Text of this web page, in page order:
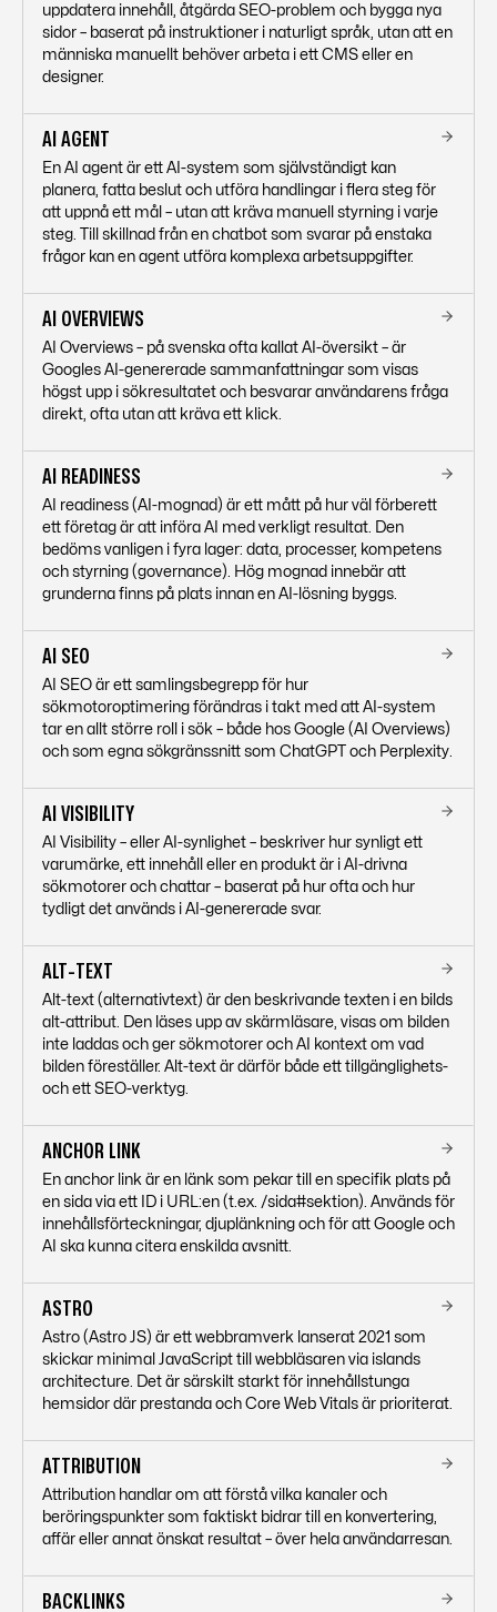
uppdatera innehåll, åtgärda SEO-problem och bygga nya
sidor – baserat på instruktioner i naturligt språk, utan att en
människa manuellt behöver arbeta i ett CMS eller en
designer.
AI AGENT
En AI agent är ett AI-system som självständigt kan
planera, fatta beslut och utföra handlingar i flera steg för
att uppnå ett mål – utan att kräva manuell styrning i varje
steg. Till skillnad från en chatbot som svarar på enstaka
frågor kan en agent utföra komplexa arbetsuppgifter.
AI OVERVIEWS
AI Overviews – på svenska ofta kallat AI-översikt – är
Googles AI-genererade sammanfattningar som visas
högst upp i sökresultatet och besvarar användarens fråga
direkt, ofta utan att kräva ett klick.
AI READINESS
AI readiness (AI-mognad) är ett mått på hur väl förberett
ett företag är att införa AI med verkligt resultat. Den
bedöms vanligen i fyra lager: data, processer, kompetens
och styrning (governance). Hög mognad innebär att
grunderna finns på plats innan en AI-lösning byggs.
AI SEO
AI SEO är ett samlingsbegrepp för hur
sökmotoroptimering förändras i takt med att AI-system
tar en allt större roll i sök – både hos Google (AI Overviews)
och som egna sökgränssnitt som ChatGPT och Perplexity.
AI VISIBILITY
AI Visibility – eller AI-synlighet – beskriver hur synligt ett
varumärke, ett innehåll eller en produkt är i AI-drivna
sökmotorer och chattar – baserat på hur ofta och hur
tydligt det används i AI-genererade svar.
ALT-TEXT
Alt-text (alternativtext) är den beskrivande texten i en bilds
alt-attribut. Den läses upp av skärmläsare, visas om bilden
inte laddas och ger sökmotorer och AI kontext om vad
bilden föreställer. Alt-text är därför både ett tillgänglighets-
och ett SEO-verktyg.
ANCHOR LINK
En anchor link är en länk som pekar till en specifik plats på
en sida via ett ID i URL:en (t.ex. /sida#sektion). Används för
innehållsförteckningar, djuplänkning och för att Google och
AI ska kunna citera enskilda avsnitt.
ASTRO
Astro (Astro JS) är ett webbramverk lanserat 2021 som
skickar minimal JavaScript till webbläsaren via islands
architecture. Det är särskilt starkt för innehållstunga
hemsidor där prestanda och Core Web Vitals är prioriterat.
ATTRIBUTION
Attribution handlar om att förstå vilka kanaler och
beröringspunkter som faktiskt bidrar till en konvertering,
affär eller annat önskat resultat – över hela användarresan.
BACKLINKS